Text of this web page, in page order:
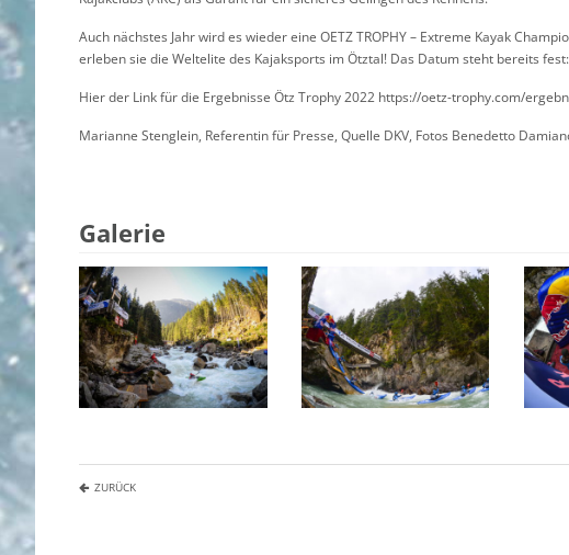
Auch nächstes Jahr wird es wieder eine OETZ TROPHY – Extreme Kayak
erleben sie die Weltelite des Kajaksports im Ötztal! Das Datum steht bereits
Hier der Link für die Ergebnisse Ötz Trophy 2022 https://oetz-trophy.com/
Marianne Stenglein, Referentin für Presse, Quelle DKV, Fotos Benedetto
Galerie
ZURÜCK